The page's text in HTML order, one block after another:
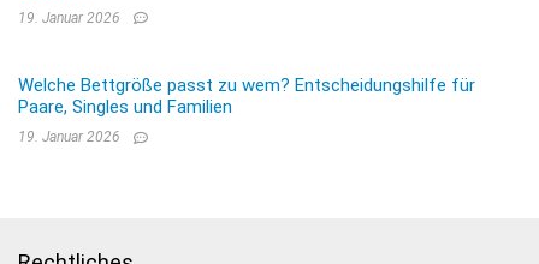
19. Januar 2026
Welche Bettgröße passt zu wem? Entscheidungshilfe für
Paare, Singles und Familien
19. Januar 2026